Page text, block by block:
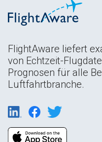
FlightAware liefert
von Echtzeit-
Prognosen für alle
Luftfahrtbranche.